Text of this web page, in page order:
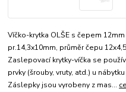
Víčko-krytka OLŠE s čepem
pr.14,3x10mm, průměr čepu
Zaslepovací krytky-víčka se
prvky (šrouby, vruty, atd.) u
Záslepky jsou vyrobeny z mas...